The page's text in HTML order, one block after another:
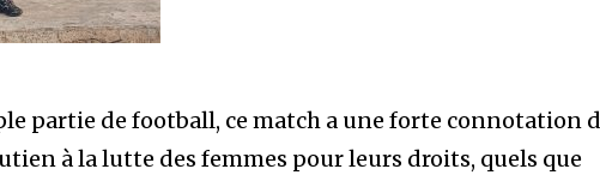
partie de football, ce match a une forte connotation
à la lutte des femmes pour leurs droits, quels que